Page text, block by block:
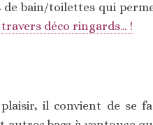
de bain/toilettes qui
déco ringards… !
il convient de se